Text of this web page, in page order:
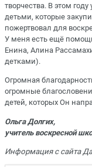
творчества. В этом
детьми, которые
пожертвовал для
У меня есть ещё
Енина, Алина
детками).
Огромная
огромные
детей, которых Он
Ольга Долгих,
учитель воскресной
Информация с сайта